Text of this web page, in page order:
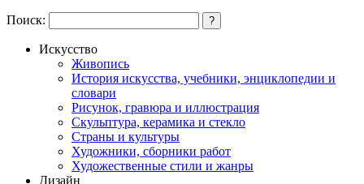
Поиск: ?
Искусство
Живопись
История искусства, учебники, энциклопедии и
словари
Рисунок, гравюра и иллюстрация
Скульптура, керамика и стекло
Страны и культуры
Художники, сборники работ
Художественные стили и жанры
Дизайн